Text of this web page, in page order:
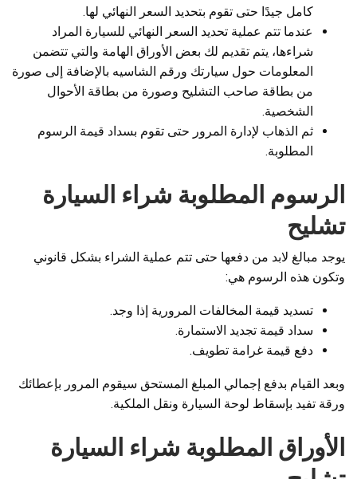
كامل جيدًا حتى تقوم بتحديد السعر النهائي لها.
عندما تتم عملية تحديد السعر النهائي للسيارة المراد
شراءها، يتم تقديم لك بعض الأوراق الهامة والتي تتضمن
المعلومات حول سيارتك ورقم الشاسيه بالإضافة إلى صورة
من بطاقة صاحب التشليح وصورة من بطاقة الأحوال
الشخصية.
ثم الذهاب لإدارة المرور حتى تقوم بسداد قيمة الرسوم
المطلوبة.
الرسوم المطلوبة شراء السيارة
تشليح
يوجد مبالغ لابد من دفعها حتى تتم عملية الشراء بشكل قانوني
وتكون هذه الرسوم هي:
تسديد قيمة المخالفات المرورية إذا وجد.
سداد قيمة تجديد الاستمارة.
دفع قيمة غرامة تطويف.
وبعد القيام بدفع إجمالي المبلغ المستحق سيقوم المرور بإعطائك
ورقة تفيد بإسقاط لوحة السيارة ونقل الملكية.
الأوراق المطلوبة شراء السيارة